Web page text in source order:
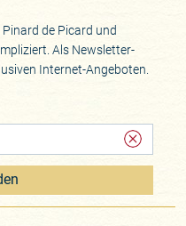
de Picard und
Als Newsletter-
Internet-Angeboten.